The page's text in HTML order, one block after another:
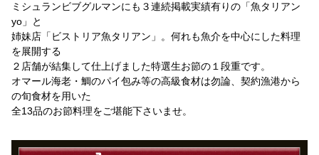
ミシュランビブグルマンにも３連続掲載実績有りの「魚タリアン
yo」と
姉妹店「ビストリア魚タリアン」。何れも魚介を中心にした料理
を展開する
２店舗が結集して仕上げました特選生お節の１段重です。
オマール海老・鯛のパイ包み等の高級食材は勿論、契約漁港から
の旬食材を用いた
全13品のお節料理をご堪能下さいませ。